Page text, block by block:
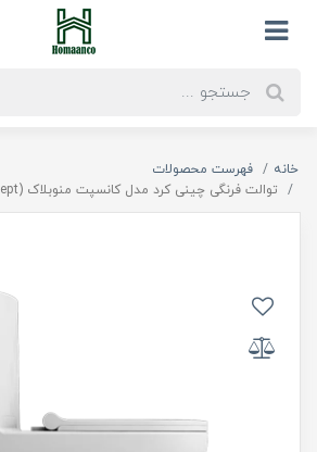
خانه
فهرست محصولات
توالت فرنگی چینی کرد مدل کانسپت منوبلاک (Toilet Concept)